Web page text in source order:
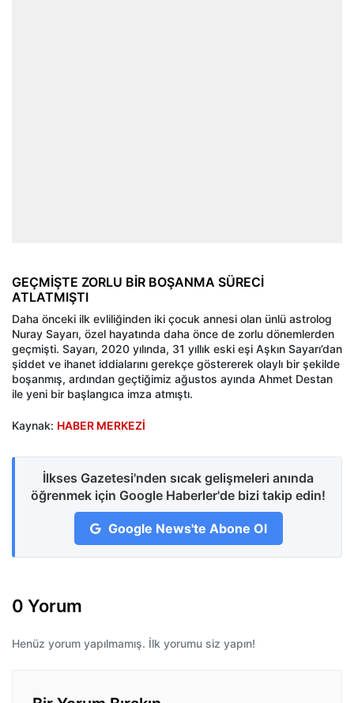
GEÇMİŞTE ZORLU BİR BOŞANMA SÜRECİ
ATLATMIŞTI
Daha önceki ilk evliliğinden iki çocuk annesi olan ünlü astrolog
Nuray Sayarı, özel hayatında daha önce de zorlu dönemlerden
geçmişti. Sayarı, 2020 yılında, 31 yıllık eski eşi Aşkın Sayarı’dan
şiddet ve ihanet iddialarını gerekçe göstererek olaylı bir şekilde
boşanmış, ardından geçtiğimiz ağustos ayında Ahmet Destan
ile yeni bir başlangıca imza atmıştı.
Kaynak: HABER MERKEZİ
İlkses Gazetesi'nden sıcak gelişmeleri anında
öğrenmek için Google Haberler'de bizi takip edin!
Google News'te Abone Ol
0 Yorum
Henüz yorum yapılmamış. İlk yorumu siz yapın!